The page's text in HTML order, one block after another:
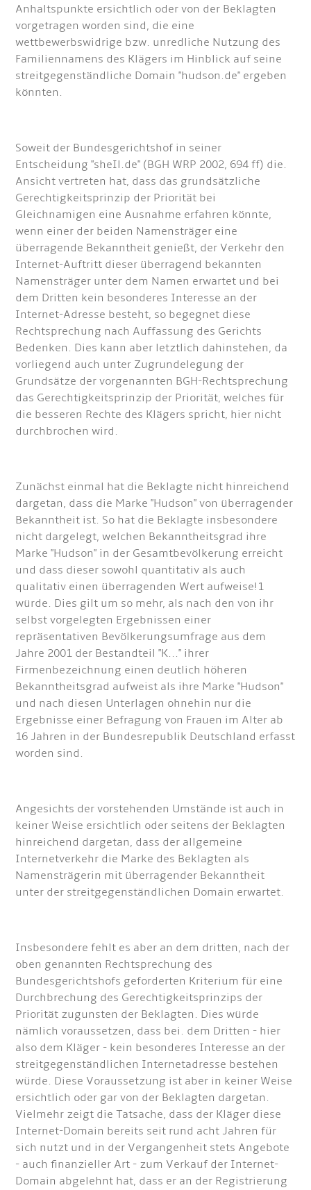
Anhaltspunkte ersichtlich oder von der Beklagten
vorgetragen worden sind, die eine
wettbewerbswidrige bzw. unredliche Nutzung des
Familiennamens des Klägers im Hinblick auf seine
streitgegenständliche Domain "hudson.de" ergeben
könnten.
Soweit der Bundesgerichtshof in seiner
Entscheidung "sheIl.de" (BGH WRP 2002, 694 ff) die.
Ansicht vertreten hat, dass das grundsätzliche
Gerechtigkeitsprinzip der Priorität bei
Gleichnamigen eine Ausnahme erfahren könnte,
wenn einer der beiden Namensträger eine
überragende Bekanntheit genießt, der Verkehr den
Internet-Auftritt dieser überragend bekannten
Namensträger unter dem Namen erwartet und bei
dem Dritten kein besonderes Interesse an der
Internet-Adresse besteht, so begegnet diese
Rechtsprechung nach Auffassung des Gerichts
Bedenken. Dies kann aber letztlich dahinstehen, da
vorliegend auch unter Zugrundelegung der
Grundsätze der vorgenannten BGH-Rechtsprechung
das Gerechtigkeitsprinzip der Priorität, welches für
die besseren Rechte des Klägers spricht, hier nicht
durchbrochen wird.
Zunächst einmal hat die Beklagte nicht hinreichend
dargetan, dass die Marke "Hudson" von überragender
Bekanntheit ist. So hat die Beklagte insbesondere
nicht dargelegt, welchen Bekanntheitsgrad ihre
Marke "Hudson" in der Gesamtbevölkerung erreicht
und dass dieser sowohl quantitativ als auch
qualitativ einen überragenden Wert aufweise!1
würde. Dies gilt um so mehr, als nach den von ihr
selbst vorgelegten Ergebnissen einer
repräsentativen Bevölkerungsumfrage aus dem
Jahre 2001 der Bestandteil "K..." ihrer
Firmenbezeichnung einen deutlich höheren
Bekanntheitsgrad aufweist als ihre Marke "Hudson"
und nach diesen Unterlagen ohnehin nur die
Ergebnisse einer Befragung von Frauen im Alter ab
16 Jahren in der Bundesrepublik Deutschland erfasst
worden sind.
Angesichts der vorstehenden Umstände ist auch in
keiner Weise ersichtlich oder seitens der Beklagten
hinreichend dargetan, dass der allgemeine
Internetverkehr die Marke des Beklagten als
Namensträgerin mit überragender Bekanntheit
unter der streitgegenständlichen Domain erwartet.
Insbesondere fehlt es aber an dem dritten, nach der
oben genannten Rechtsprechung des
Bundesgerichtshofs geforderten Kriterium für eine
Durchbrechung des Gerechtigkeitsprinzips der
Priorität zugunsten der Beklagten. Dies würde
nämlich voraussetzen, dass bei. dem Dritten - hier
also dem Kläger - kein besonderes Interesse an der
streitgegenständlichen Internetadresse bestehen
würde. Diese Voraussetzung ist aber in keiner Weise
ersichtlich oder gar von der Beklagten dargetan.
Vielmehr zeigt die Tatsache, dass der Kläger diese
Internet-Domain bereits seit rund acht Jahren für
sich nutzt und in der Vergangenheit stets Angebote
- auch finanzieller Art - zum Verkauf der Internet-
Domain abgelehnt hat, dass er an der Registrierung